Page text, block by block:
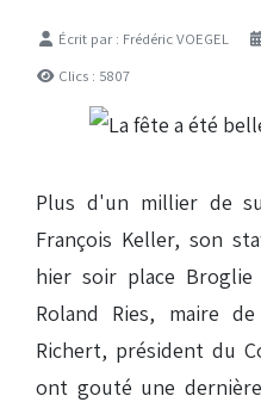
DétailsÉcrit par : Frédéric VOEGEL
Clics : 5807
Plus d'un millier de
François Keller, son
hier soir place Broglie
Roland Ries, maire
Richert, président du
ont gouté une